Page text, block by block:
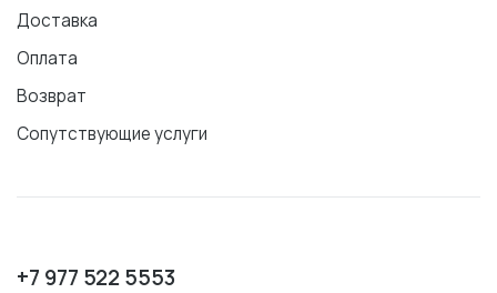
Доставка
Оплата
Возврат
Сопутствующие услуги
+7 977 522 5553